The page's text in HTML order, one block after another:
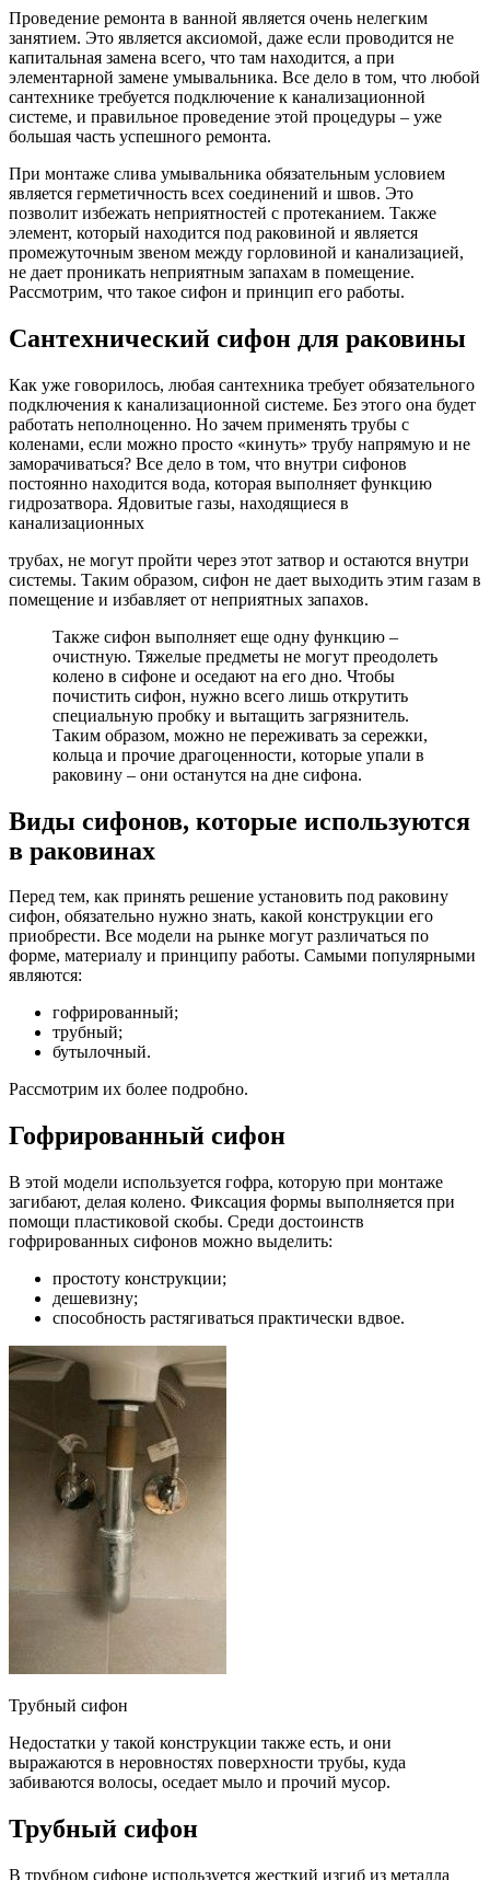
Проведение ремонта в ванной является очень нелегким
занятием. Это является аксиомой, даже если проводится не
капитальная замена всего, что там находится, а при
элементарной замене умывальника. Все дело в том, что любой
сантехнике требуется подключение к канализационной
системе, и правильное проведение этой процедуры – уже
большая часть успешного ремонта.
При монтаже слива умывальника обязательным условием
является герметичность всех соединений и швов. Это
позволит избежать неприятностей с протеканием. Также
элемент, который находится под раковиной и является
промежуточным звеном между горловиной и канализацией,
не дает проникать неприятным запахам в помещение.
Рассмотрим, что такое сифон и принцип его работы.
Сантехнический сифон для раковины
Как уже говорилось, любая сантехника требует обязательного
подключения к канализационной системе. Без этого она будет
работать неполноценно. Но зачем применять трубы с
коленами, если можно просто «кинуть» трубу напрямую и не
заморачиваться? Все дело в том, что внутри сифонов
постоянно находится вода, которая выполняет функцию
гидрозатвора. Ядовитые газы, находящиеся в
канализационных
трубах, не могут пройти через этот затвор и остаются внутри
системы. Таким образом, сифон не дает выходить этим газам в
помещение и избавляет от неприятных запахов.
Также сифон выполняет еще одну функцию –
очистную. Тяжелые предметы не могут преодолеть
колено в сифоне и оседают на его дно. Чтобы
почистить сифон, нужно всего лишь открутить
специальную пробку и вытащить загрязнитель.
Таким образом, можно не переживать за сережки,
кольца и прочие драгоценности, которые упали в
раковину – они останутся на дне сифона.
Виды сифонов, которые используются
в раковинах
Перед тем, как принять решение установить под раковину
сифон, обязательно нужно знать, какой конструкции его
приобрести. Все модели на рынке могут различаться по
форме, материалу и принципу работы. Самыми популярными
являются:
гофрированный;
трубный;
бутылочный.
Рассмотрим их более подробно.
Гофрированный сифон
В этой модели используется гофра, которую при монтаже
загибают, делая колено. Фиксация формы выполняется при
помощи пластиковой скобы. Среди достоинств
гофрированных сифонов можно выделить:
простоту конструкции;
дешевизну;
способность растягиваться практически вдвое.
Трубный сифон
Недостатки у такой конструкции также есть, и они
выражаются в неровностях поверхности трубы, куда
забиваются волосы, оседает мыло и прочий мусор.
Трубный сифон
В трубном сифоне используется жесткий изгиб из металла